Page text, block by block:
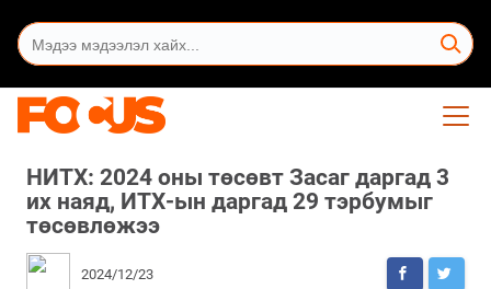
НИТХ: 2024 оны төсөвт Засаг даргад 3
их наяд, ИТХ-ын даргад 29 тэрбумыг
төсөвлөжээ
2024/12/23